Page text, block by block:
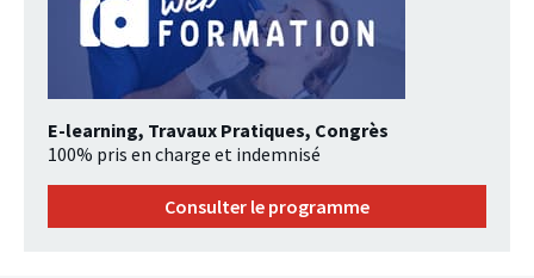
E-learning, Travaux Pratiques, Congrès
100% pris en charge et indemnisé
Consulter le programme